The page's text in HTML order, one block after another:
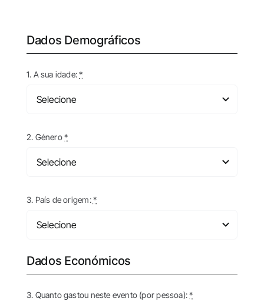
PROGRAMA COMPLETO
Dados Demográficos
1. A sua idade:*
2. Género*
3. País de origem:*
Dados Económicos
3. Quanto gastou neste evento (por pessoa):*